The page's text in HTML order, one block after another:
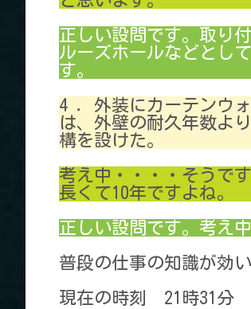
正しい設問です。取り
ルーズホールなどとし
す。
4 ．外装にカーテンウ
は、外壁の耐久年数よ
構を設けた。
考え中・・・・そうで
長くて10年ですよね。
正しい設問です。考え
普段の仕事の知識が効
現在の時刻 21時31分